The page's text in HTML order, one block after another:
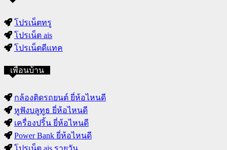
โปรเน็ตทรู
โปรเน็ต ais
โปรเน็ตดีแทค
เพื่อนบ้าน
กล้องติดรถยนต์ ยี่ห้อไหนดี
หูฟังบลูทูธ ยี่ห้อไหนดี
เครื่องปริ้น ยี่ห้อไหนดี
Power Bank ยี่ห้อไหนดี
โปรเน็ต ais รายวัน